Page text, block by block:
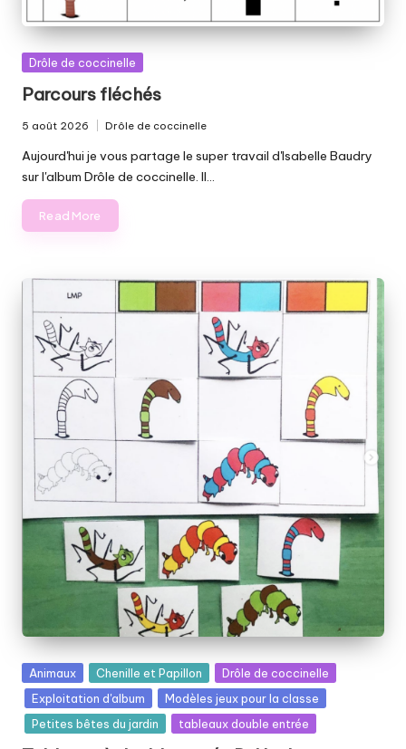
Posted
Drôle de coccinelle
Parcours fléchés
5 août 2026
Posted
in
Drôle de coccinelle
Aujourd'hui je vous partage le super travail d'Isabelle Baudry
sur l'album Drôle de coccinelle. Il…
Read More
Posted
in
Animaux Chenille et Papillon
Drôle de coccinelle
Exploitation d'album
Modèles jeux pour la classe
Petites bêtes du jardin
tableaux double entrée